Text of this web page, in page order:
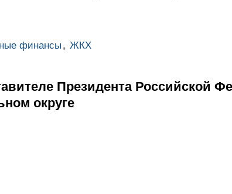
финансы , ЖКХ
Президента Российской
округе